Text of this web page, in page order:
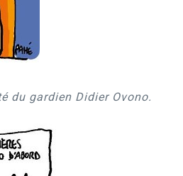
du gardien Didier Ovono.